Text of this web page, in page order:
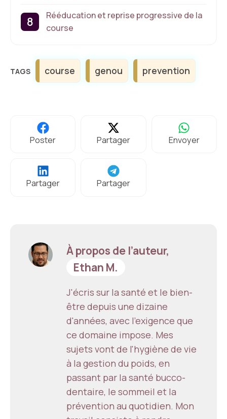
Rééducation et reprise progressive de la
course
Étiquettes
course genou prevention
Poster Partager Envoyer
Partager Partager
À propos de l’auteur,
Ethan M.
J'écris sur la santé et le bien-
être depuis une dizaine
d'années, avec l'exigence que
ce domaine impose. Mes
sujets vont de l'hygiène de vie
à la gestion du poids, en
passant par la santé bucco-
dentaire, le sommeil et la
prévention au quotidien. Mon